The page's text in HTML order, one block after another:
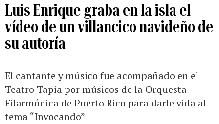
Luis Enrique graba en la isla el
vídeo de un villancico navideño de
su autoría
El cantante y músico fue acompañado en el
Teatro Tapia por músicos de la Orquesta
Filarmónica de Puerto Rico para darle vida al
tema “Invocando”